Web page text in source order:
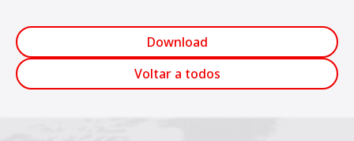
Download
Voltar a todos